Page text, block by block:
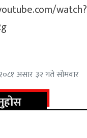
watch?
असार ३२ गते सोमवार